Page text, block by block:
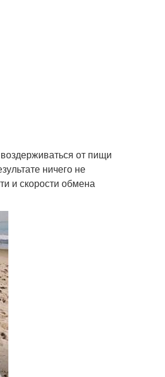
от пищи
ничего не
и скорости обмена